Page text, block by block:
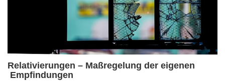
Relativierungen – Maßregelung der eigenen
Empfindungen